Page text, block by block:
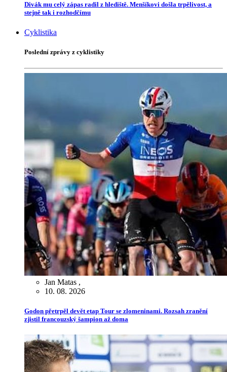
Divák mu celý zápas radil z hlediště. Menšíkovi došla trpělivost, a
stejně tak i rozhodčímu
Cyklistika
Poslední zprávy z cyklistiky
Jan Matas ,
10. 08. 2026
Godon přetrpěl devět etap Tour se zlomeninami. Rozsah zranění
zjistil francouzský šampion až doma